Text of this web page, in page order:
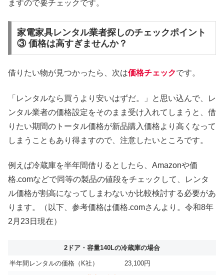
ますので要チェックです。
家電家具レンタル業者探しのチェックポイント
③ 価格は高すぎませんか？
借りたい物が見つかったら、次は価格チェックです。
「レンタルなら買うより安いはずだ。」と思い込んで、レ
ンタル業者の価格設定をそのまま受け入れてしまうと、借
りたい期間のトータル価格が新品購入価格より高くなって
しまうこともあり得ますので、注意したいところです。
例えば冷蔵庫を半年間借りるとしたら、Amazonや価
格.comなどで同等の製品の値段をチェックして、レンタ
ル価格が割高になってしまわないか比較検討する必要があ
ります。（以下、参考価格は価格.comさんより。令和8年
2月23日現在）
2ドア・容量140Lの冷蔵庫の場合
半年間レンタルの価格（K社）
23,100円